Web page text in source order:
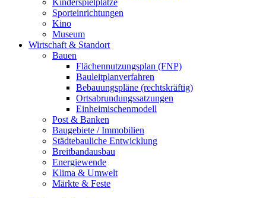
Kinderspielplätze
Sporteinrichtungen
Kino
Museum
Wirtschaft & Standort
Bauen
Flächennutzungsplan (FNP)
Bauleitplanverfahren
Bebauungspläne (rechtskräftig)
Ortsabrundungssatzungen
Einheimischenmodell
Post & Banken
Baugebiete / Immobilien
Städtebauliche Entwicklung
Breitbandausbau
Energiewende
Klima & Umwelt
Märkte & Feste